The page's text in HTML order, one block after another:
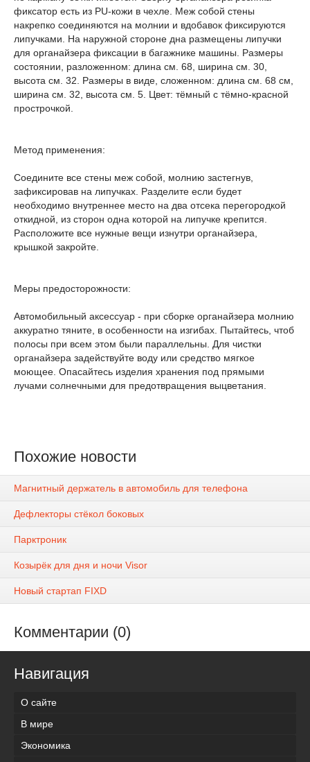
фиксатор есть из PU-кожи в чехле. Меж собой стены
накрепко соединяются на молнии и вдобавок фиксируются
липучками. На наружной стороне дна размещены липучки
для органайзера фиксации в багажнике машины. Размеры
состоянии, разложенном: длина см. 68, ширина см. 30,
высота см. 32. Размеры в виде, сложенном: длина см. 68 см,
ширина см. 32, высота см. 5. Цвет: тёмный с тёмно-красной
прострочкой.
Метод применения:
Соедините все стены меж собой, молнию застегнув,
зафиксировав на липучках. Разделите если будет
необходимо внутреннее место на два отсека перегородкой
откидной, из сторон одна которой на липучке крепится.
Расположите все нужные вещи изнутри органайзера,
крышкой закройте.
Меры предосторожности:
Автомобильный аксессуар - при сборке органайзера молнию
аккуратно тяните, в особенности на изгибах. Пытайтесь, чтоб
полосы при всем этом были параллельны. Для чистки
органайзера задействуйте воду или средство мягкое
моющее. Опасайтесь изделия хранения под прямыми
лучами солнечными для предотвращения выцветания.
Похожие новости
Магнитный держатель в автомобиль для телефона
Дефлекторы стёкол боковых
Парктроник
Козырёк для дня и ночи Visor
Новый стартап FIXD
Комментарии (0)
Навигация
О сайте
В мире
Экономика